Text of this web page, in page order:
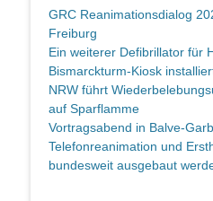
GRC Reanimationsdialog
Freiburg
Ein weiterer Defibrillator für
Bismarckturm-Kiosk
NRW führt
auf Sparflamme
Vortragsabend in Balve-
Telefonreanimation und
bundesweit ausgebaut